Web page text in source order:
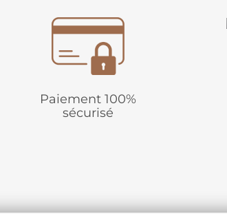
Paiement 100%
sécurisé